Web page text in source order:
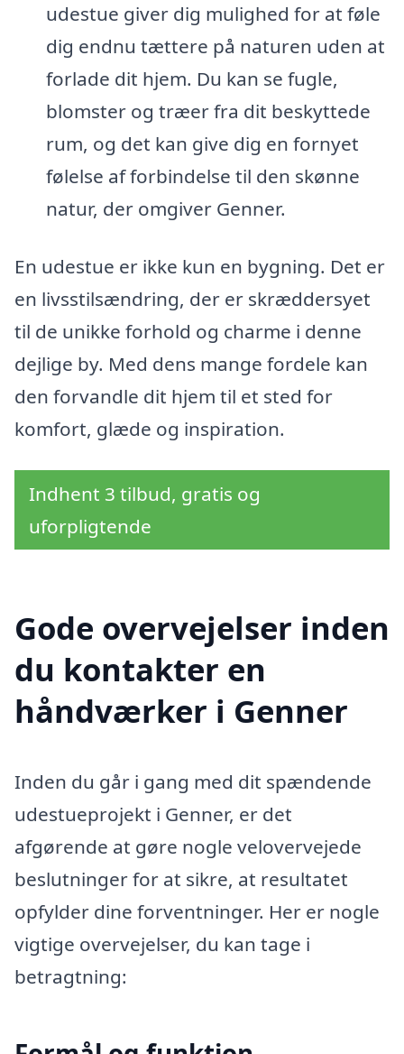
udestue giver dig mulighed for at føle
dig endnu tættere på naturen uden at
forlade dit hjem. Du kan se fugle,
blomster og træer fra dit beskyttede
rum, og det kan give dig en fornyet
følelse af forbindelse til den skønne
natur, der omgiver Genner.
En udestue er ikke kun en bygning. Det er
en livsstilsændring, der er skræddersyet
til de unikke forhold og charme i denne
dejlige by. Med dens mange fordele kan
den forvandle dit hjem til et sted for
komfort, glæde og inspiration.
Indhent 3 tilbud, gratis og
uforpligtende
Gode overvejelser inden
du kontakter en
håndværker i Genner
Inden du går i gang med dit spændende
udestueprojekt i Genner, er det
afgørende at gøre nogle velovervejede
beslutninger for at sikre, at resultatet
opfylder dine forventninger. Her er nogle
vigtige overvejelser, du kan tage i
betragtning: